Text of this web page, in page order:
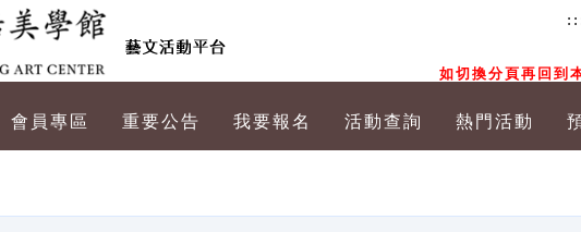
如切換分頁再回到
會員專區 重要公告 我要報名 活動查詢 熱門活動